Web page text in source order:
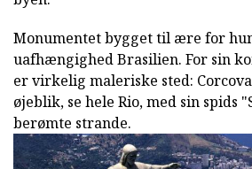
Monumentet bygget til ære for
uafhængighed Brasilien. For sin
er virkelig maleriske sted:
øjeblik, se hele Rio, med sin spids
berømte strande.